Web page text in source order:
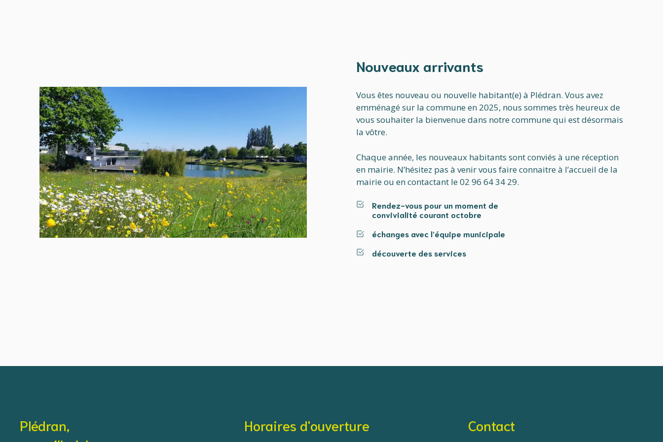
Nouveaux arrivants
Vous êtes nouveau ou nouvelle habitant(e) à Plédran. Vous avez
emménagé sur la commune en 2025, nous sommes très heureux de
vous souhaiter la bienvenue dans notre commune qui est désormais
la vôtre.
Chaque année, les nouveaux habitants sont conviés à une réception
en mairie. N’hésitez pas à venir vous faire connaitre à l’accueil de la
mairie ou en contactant le 02 96 64 34 29.
Rendez-vous pour un moment de
convivialité courant octobre
échanges avec l’équipe municipale
découverte des services
Plédran,
Horaires d'ouverture Contact